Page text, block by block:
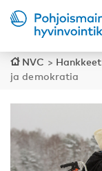
NVC > Hankkeet
ja demokratia